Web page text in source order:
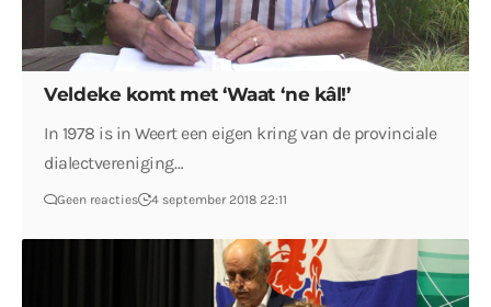
Veldeke komt met ‘Waat ‘ne kâl!’
In 1978 is in Weert een eigen kring van de provinciale
dialectvereniging…
Geen reacties 4 september 2018 22:11